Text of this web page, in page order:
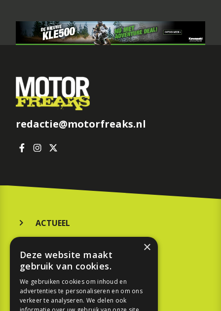
redactie@motorfreaks.nl
ACTUEEL
KOOPGIDS
TESTEN
×
Deze website maakt
gebruik van cookies.
We gebruiken cookies om inhoud en
advertenties te personaliseren en om ons
verkeer te analyseren. We delen ook